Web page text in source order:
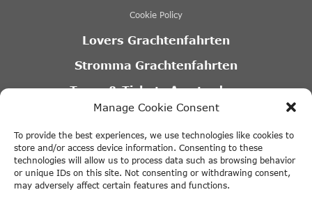
Manage Cookie Consent
To provide the best experiences, we use technologies like cookies to
store and/or access device information. Consenting to these
technologies will allow us to process data such as browsing behavior
or unique IDs on this site. Not consenting or withdrawing consent,
may adversely affect certain features and functions.
Cookie Policy
Lovers Grachtenfahrten
Stromma Grachtenfahrten
Tours & Tickets Amsterdam
Canal Motorboats
Eco Boats Amsterdam
A’DAM VR Game Park
Partner